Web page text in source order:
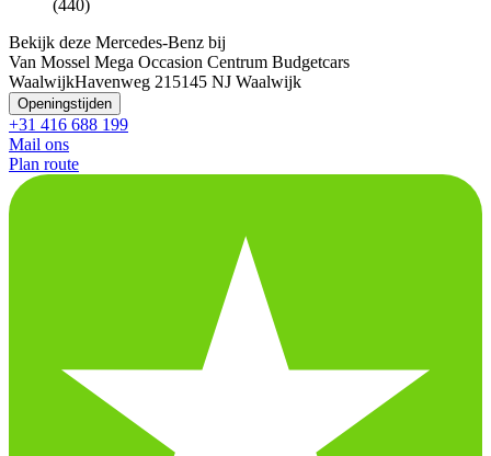
(440)
Bekijk deze Mercedes-Benz bij
Van Mossel Mega Occasion Centrum Budgetcars
WaalwijkHavenweg 21 5145 NJ Waalwijk
Openingstijden
+31 416 688 199
Mail ons
Plan route